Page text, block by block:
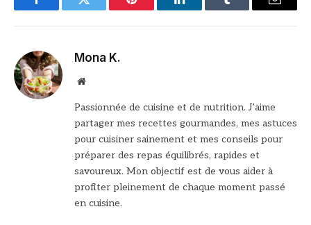
FacebookTwitter Pinterest LinkedInTumblr Email
Mona K.
Site
Passionnée de cuisine et de nutrition. J’aime
partager mes recettes gourmandes, mes astuces
pour cuisiner sainement et mes conseils pour
préparer des repas équilibrés, rapides et
savoureux. Mon objectif est de vous aider à
profiter pleinement de chaque moment passé
en cuisine.